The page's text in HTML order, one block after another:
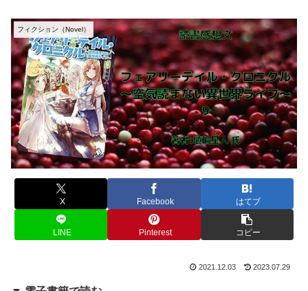
フィクション（Novel）
X Facebook はてブ
LINE Pinterest コピー
2021.12.03 2023.07.29